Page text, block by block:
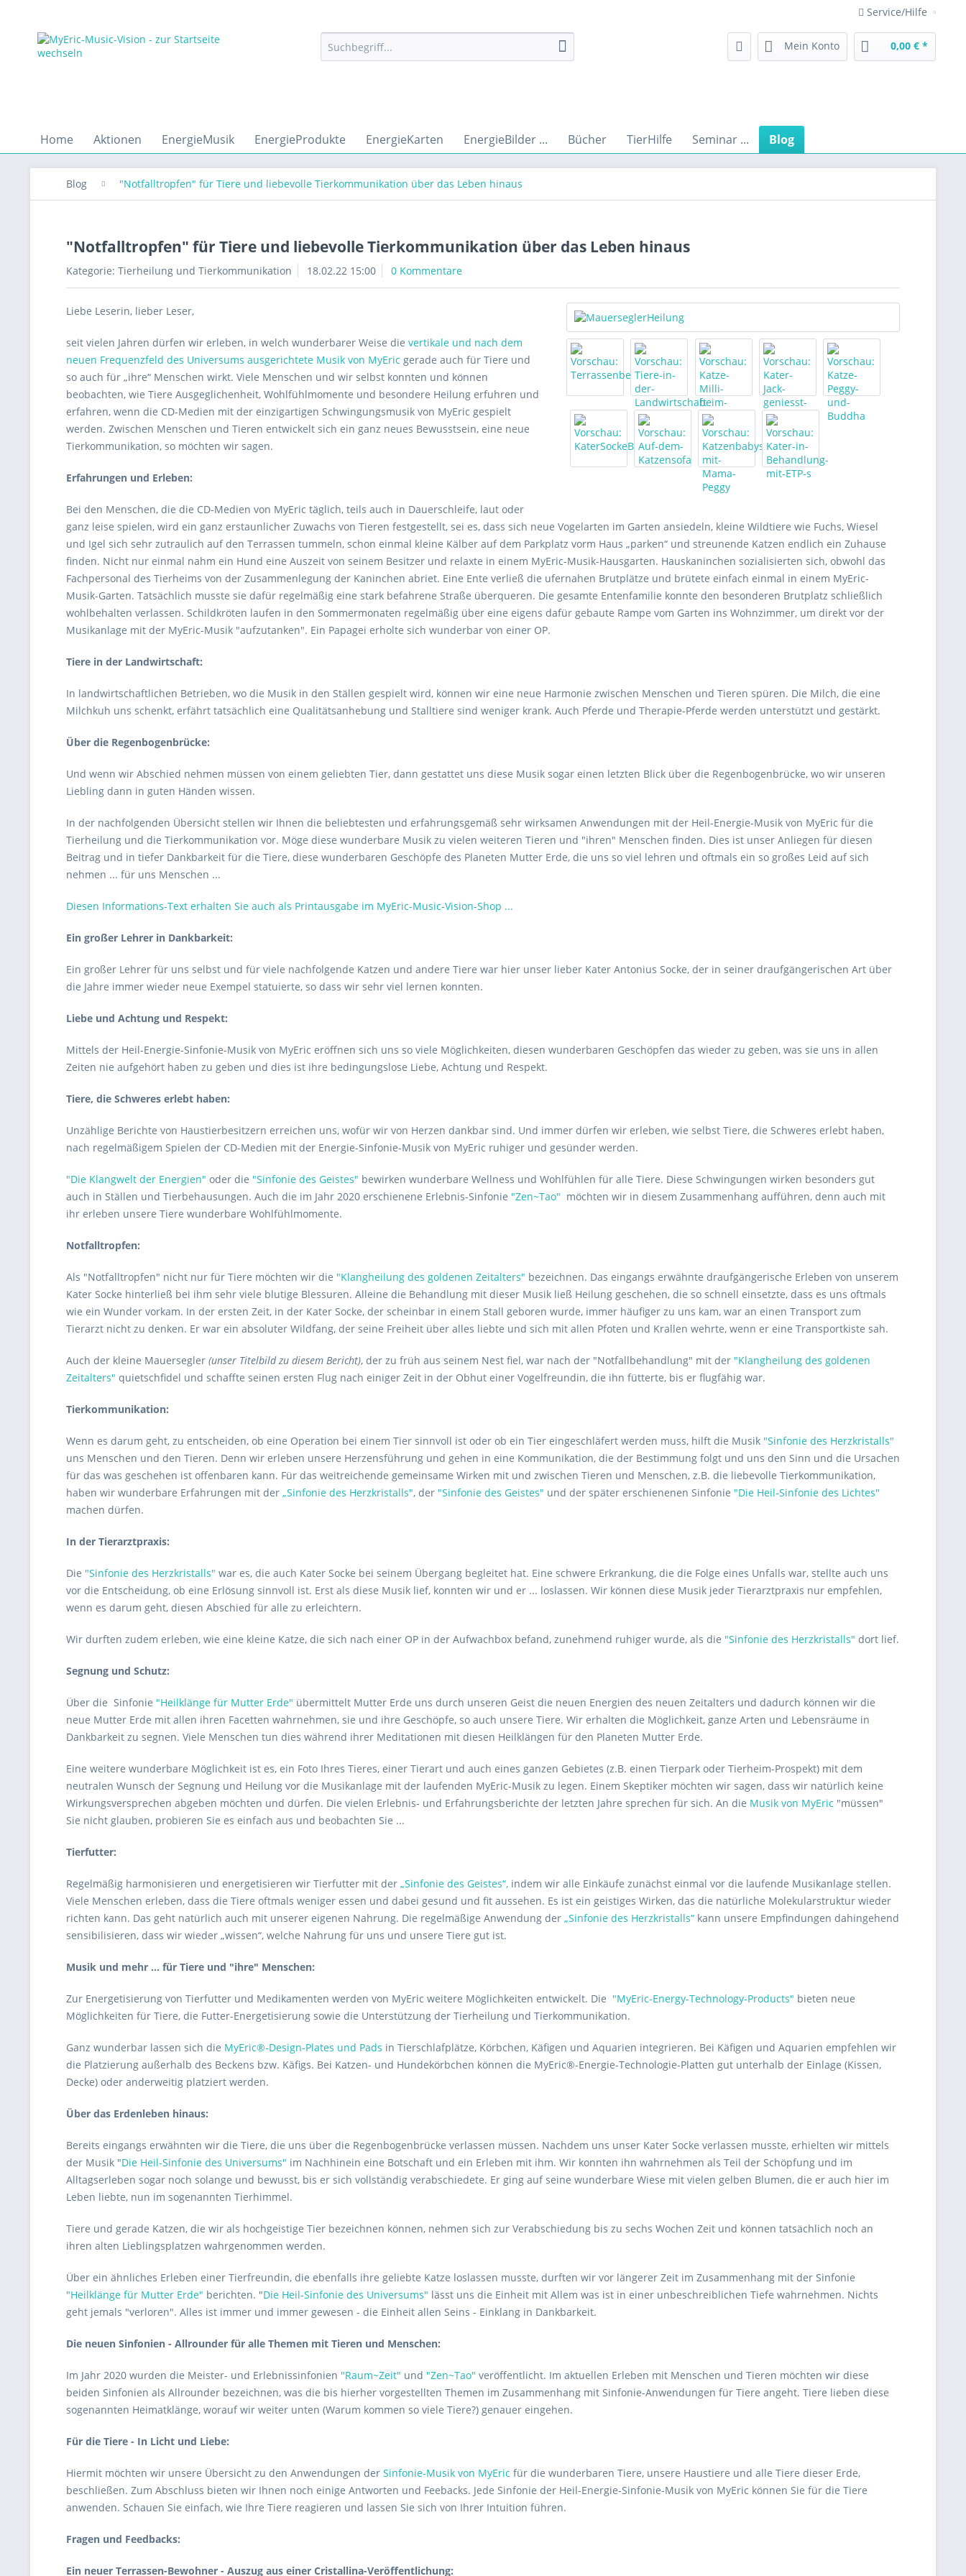
Service/Hilfe
Mein Konto 0,00 € *
Home Aktionen EnergieMusik EnergieProdukte EnergieKarten EnergieBilder ... Bücher TierHilfe Seminar ... Blog
Blog "Notfalltropfen" für Tiere und liebevolle Tierkommunikation über das Leben hinaus
"Notfalltropfen" für Tiere und liebevolle Tierkommunikation über das Leben hinaus
Kategorie: Tierheilung und Tierkommunikation 18.02.22 15:00 0 Kommentare
Liebe Leserin, lieber Leser,
seit vielen Jahren dürfen wir erleben, in welch wunderbarer Weise die vertikale und nach dem
neuen Frequenzfeld des Universums ausgerichtete Musik von MyEric gerade auch für Tiere und
so auch für „ihre“ Menschen wirkt. Viele Menschen und wir selbst konnten und können
beobachten, wie Tiere Ausgeglichenheit, Wohlfühlmomente und besondere Heilung erfuhren und
erfahren, wenn die CD-Medien mit der einzigartigen Schwingungsmusik von MyEric gespielt
werden. Zwischen Menschen und Tieren entwickelt sich ein ganz neues Bewusstsein, eine neue
Tierkommunikation, so möchten wir sagen.
Erfahrungen und Erleben:
Bei den Menschen, die die CD-Medien von MyEric täglich, teils auch in Dauerschleife, laut oder
ganz leise spielen, wird ein ganz erstaunlicher Zuwachs von Tieren festgestellt, sei es, dass sich neue Vogelarten im Garten ansiedeln, kleine Wildtiere wie Fuchs, Wiesel
und Igel sich sehr zutraulich auf den Terrassen tummeln, schon einmal kleine Kälber auf dem Parkplatz vorm Haus „parken“ und streunende Katzen endlich ein Zuhause
finden. Nicht nur einmal nahm ein Hund eine Auszeit von seinem Besitzer und relaxte in einem MyEric-Musik-Hausgarten. Hauskaninchen sozialisierten sich, obwohl das
Fachpersonal des Tierheims von der Zusammenlegung der Kaninchen abriet. Eine Ente verließ die ufernahen Brutplätze und brütete einfach einmal in einem MyEric-
Musik-Garten. Tatsächlich musste sie dafür regelmäßig eine stark befahrene Straße überqueren. Die gesamte Entenfamilie konnte den besonderen Brutplatz schließlich
wohlbehalten verlassen. Schildkröten laufen in den Sommermonaten regelmäßig über eine eigens dafür gebaute Rampe vom Garten ins Wohnzimmer, um direkt vor der
Musikanlage mit der MyEric-Musik "aufzutanken". Ein Papagei erholte sich wunderbar von einer OP.
Tiere in der Landwirtschaft:
In landwirtschaftlichen Betrieben, wo die Musik in den Ställen gespielt wird, können wir eine neue Harmonie zwischen Menschen und Tieren spüren. Die Milch, die eine
Milchkuh uns schenkt, erfährt tatsächlich eine Qualitätsanhebung und Stalltiere sind weniger krank. Auch Pferde und Therapie-Pferde werden unterstützt und gestärkt.
Über die Regenbogenbrücke:
Und wenn wir Abschied nehmen müssen von einem geliebten Tier, dann gestattet uns diese Musik sogar einen letzten Blick über die Regenbogenbrücke, wo wir unseren
Liebling dann in guten Händen wissen.
In der nachfolgenden Übersicht stellen wir Ihnen die beliebtesten und erfahrungsgemäß sehr wirksamen Anwendungen mit der Heil-Energie-Musik von MyEric für die
Tierheilung und die Tierkommunikation vor. Möge diese wunderbare Musik zu vielen weiteren Tieren und "ihren" Menschen finden. Dies ist unser Anliegen für diesen
Beitrag und in tiefer Dankbarkeit für die Tiere, diese wunderbaren Geschöpfe des Planeten Mutter Erde, die uns so viel lehren und oftmals ein so großes Leid auf sich
nehmen ... für uns Menschen ...
Diesen Informations-Text erhalten Sie auch als Printausgabe im MyEric-Music-Vision-Shop ...
Ein großer Lehrer in Dankbarkeit:
Ein großer Lehrer für uns selbst und für viele nachfolgende Katzen und andere Tiere war hier unser lieber Kater Antonius Socke, der in seiner draufgängerischen Art über
die Jahre immer wieder neue Exempel statuierte, so dass wir sehr viel lernen konnten.
Liebe und Achtung und Respekt:
Mittels der Heil-Energie-Sinfonie-Musik von MyEric eröffnen sich uns so viele Möglichkeiten, diesen wunderbaren Geschöpfen das wieder zu geben, was sie uns in allen
Zeiten nie aufgehört haben zu geben und dies ist ihre bedingungslose Liebe, Achtung und Respekt.
Tiere, die Schweres erlebt haben:
Unzählige Berichte von Haustierbesitzern erreichen uns, wofür wir von Herzen dankbar sind. Und immer dürfen wir erleben, wie selbst Tiere, die Schweres erlebt haben,
nach regelmäßigem Spielen der CD-Medien mit der Energie-Sinfonie-Musik von MyEric ruhiger und gesünder werden.
"Die Klangwelt der Energien" oder die "Sinfonie des Geistes" bewirken wunderbare Wellness und Wohlfühlen für alle Tiere. Diese Schwingungen wirken besonders gut
auch in Ställen und Tierbehausungen. Auch die im Jahr 2020 erschienene Erlebnis-Sinfonie "Zen~Tao" möchten wir in diesem Zusammenhang aufführen, denn auch mit
ihr erleben unsere Tiere wunderbare Wohlfühlmomente.
Notfalltropfen:
Als "Notfalltropfen" nicht nur für Tiere möchten wir die "Klangheilung des goldenen Zeitalters" bezeichnen. Das eingangs erwähnte draufgängerische Erleben von unserem
Kater Socke hinterließ bei ihm sehr viele blutige Blessuren. Alleine die Behandlung mit dieser Musik ließ Heilung geschehen, die so schnell einsetzte, dass es uns oftmals
wie ein Wunder vorkam. In der ersten Zeit, in der Kater Socke, der scheinbar in einem Stall geboren wurde, immer häufiger zu uns kam, war an einen Transport zum
Tierarzt nicht zu denken. Er war ein absoluter Wildfang, der seine Freiheit über alles liebte und sich mit allen Pfoten und Krallen wehrte, wenn er eine Transportkiste sah.
Auch der kleine Mauersegler (unser Titelbild zu diesem Bericht), der zu früh aus seinem Nest fiel, war nach der "Notfallbehandlung" mit der "Klangheilung des goldenen
Zeitalters" quietschfidel und schaffte seinen ersten Flug nach einiger Zeit in der Obhut einer Vogelfreundin, die ihn fütterte, bis er flugfähig war.
Tierkommunikation:
Wenn es darum geht, zu entscheiden, ob eine Operation bei einem Tier sinnvoll ist oder ob ein Tier eingeschläfert werden muss, hilft die Musik "Sinfonie des Herzkristalls"
uns Menschen und den Tieren. Denn wir erleben unsere Herzensführung und gehen in eine Kommunikation, die der Bestimmung folgt und uns den Sinn und die Ursachen
für das was geschehen ist offenbaren kann. Für das weitreichende gemeinsame Wirken mit und zwischen Tieren und Menschen, z.B. die liebevolle Tierkommunikation,
haben wir wunderbare Erfahrungen mit der „Sinfonie des Herzkristalls", der "Sinfonie des Geistes" und der später erschienenen Sinfonie "Die Heil-Sinfonie des Lichtes"
machen dürfen.
In der Tierarztpraxis:
Die "Sinfonie des Herzkristalls" war es, die auch Kater Socke bei seinem Übergang begleitet hat. Eine schwere Erkrankung, die die Folge eines Unfalls war, stellte auch uns
vor die Entscheidung, ob eine Erlösung sinnvoll ist. Erst als diese Musik lief, konnten wir und er ... loslassen. Wir können diese Musik jeder Tierarztpraxis nur empfehlen,
wenn es darum geht, diesen Abschied für alle zu erleichtern.
Wir durften zudem erleben, wie eine kleine Katze, die sich nach einer OP in der Aufwachbox befand, zunehmend ruhiger wurde, als die "Sinfonie des Herzkristalls" dort lief.
Segnung und Schutz:
Über die Sinfonie "Heilklänge für Mutter Erde" übermittelt Mutter Erde uns durch unseren Geist die neuen Energien des neuen Zeitalters und dadurch können wir die
neue Mutter Erde mit allen ihren Facetten wahrnehmen, sie und ihre Geschöpfe, so auch unsere Tiere. Wir erhalten die Möglichkeit, ganze Arten und Lebensräume in
Dankbarkeit zu segnen. Viele Menschen tun dies während ihrer Meditationen mit diesen Heilklängen für den Planeten Mutter Erde.
Eine weitere wunderbare Möglichkeit ist es, ein Foto Ihres Tieres, einer Tierart und auch eines ganzen Gebietes (z.B. einen Tierpark oder Tierheim-Prospekt) mit dem
neutralen Wunsch der Segnung und Heilung vor die Musikanlage mit der laufenden MyEric-Musik zu legen. Einem Skeptiker möchten wir sagen, dass wir natürlich keine
Wirkungsversprechen abgeben möchten und dürfen. Die vielen Erlebnis- und Erfahrungsberichte der letzten Jahre sprechen für sich. An die Musik von MyEric "müssen"
Sie nicht glauben, probieren Sie es einfach aus und beobachten Sie ...
Tierfutter:
Regelmäßig harmonisieren und energetisieren wir Tierfutter mit der „Sinfonie des Geistes“, indem wir alle Einkäufe zunächst einmal vor die laufende Musikanlage stellen.
Viele Menschen erleben, dass die Tiere oftmals weniger essen und dabei gesund und fit aussehen. Es ist ein geistiges Wirken, das die natürliche Molekularstruktur wieder
richten kann. Das geht natürlich auch mit unserer eigenen Nahrung. Die regelmäßige Anwendung der „Sinfonie des Herzkristalls“ kann unsere Empfindungen dahingehend
sensibilisieren, dass wir wieder „wissen“, welche Nahrung für uns und unsere Tiere gut ist.
Musik und mehr ... für Tiere und "ihre" Menschen:
Zur Energetisierung von Tierfutter und Medikamenten werden von MyEric weitere Möglichkeiten entwickelt. Die "MyEric-Energy-Technology-Products" bieten neue
Möglichkeiten für Tiere, die Futter-Energetisierung sowie die Unterstützung der Tierheilung und Tierkommunikation.
Ganz wunderbar lassen sich die MyEric®-Design-Plates und Pads in Tierschlafplätze, Körbchen, Käfigen und Aquarien integrieren. Bei Käfigen und Aquarien empfehlen wir
die Platzierung außerhalb des Beckens bzw. Käfigs. Bei Katzen- und Hundekörbchen können die MyEric®-Energie-Technologie-Platten gut unterhalb der Einlage (Kissen,
Decke) oder anderweitig platziert werden.
Über das Erdenleben hinaus:
Bereits eingangs erwähnten wir die Tiere, die uns über die Regenbogenbrücke verlassen müssen. Nachdem uns unser Kater Socke verlassen musste, erhielten wir mittels
der Musik "Die Heil-Sinfonie des Universums" im Nachhinein eine Botschaft und ein Erleben mit ihm. Wir konnten ihn wahrnehmen als Teil der Schöpfung und im
Alltagserleben sogar noch solange und bewusst, bis er sich vollständig verabschiedete. Er ging auf seine wunderbare Wiese mit vielen gelben Blumen, die er auch hier im
Leben liebte, nun im sogenannten Tierhimmel.
Tiere und gerade Katzen, die wir als hochgeistige Tier bezeichnen können, nehmen sich zur Verabschiedung bis zu sechs Wochen Zeit und können tatsächlich noch an
ihren alten Lieblingsplatzen wahrgenommen werden.
Über ein ähnliches Erleben einer Tierfreundin, die ebenfalls ihre geliebte Katze loslassen musste, durften wir vor längerer Zeit im Zusammenhang mit der Sinfonie
"Heilklänge für Mutter Erde" berichten. "Die Heil-Sinfonie des Universums" lässt uns die Einheit mit Allem was ist in einer unbeschreiblichen Tiefe wahrnehmen. Nichts
geht jemals "verloren". Alles ist immer und immer gewesen - die Einheit allen Seins - Einklang in Dankbarkeit.
Die neuen Sinfonien - Allrounder für alle Themen mit Tieren und Menschen:
Im Jahr 2020 wurden die Meister- und Erlebnissinfonien "Raum~Zeit" und "Zen~Tao" veröffentlicht. Im aktuellen Erleben mit Menschen und Tieren möchten wir diese
beiden Sinfonien als Allrounder bezeichnen, was die bis hierher vorgestellten Themen im Zusammenhang mit Sinfonie-Anwendungen für Tiere angeht. Tiere lieben diese
sogenannten Heimatklänge, worauf wir weiter unten (Warum kommen so viele Tiere?) genauer eingehen.
Für die Tiere - In Licht und Liebe:
Hiermit möchten wir unsere Übersicht zu den Anwendungen der Sinfonie-Musik von MyEric für die wunderbaren Tiere, unsere Haustiere und alle Tiere dieser Erde,
beschließen. Zum Abschluss bieten wir Ihnen noch einige Antworten und Feebacks. Jede Sinfonie der Heil-Energie-Sinfonie-Musik von MyEric können Sie für die Tiere
anwenden. Schauen Sie einfach, wie Ihre Tiere reagieren und lassen Sie sich von Ihrer Intuition führen.
Fragen und Feedbacks:
Ein neuer Terrassen-Bewohner - Auszug aus einer Cristallina-Veröffentlichung: